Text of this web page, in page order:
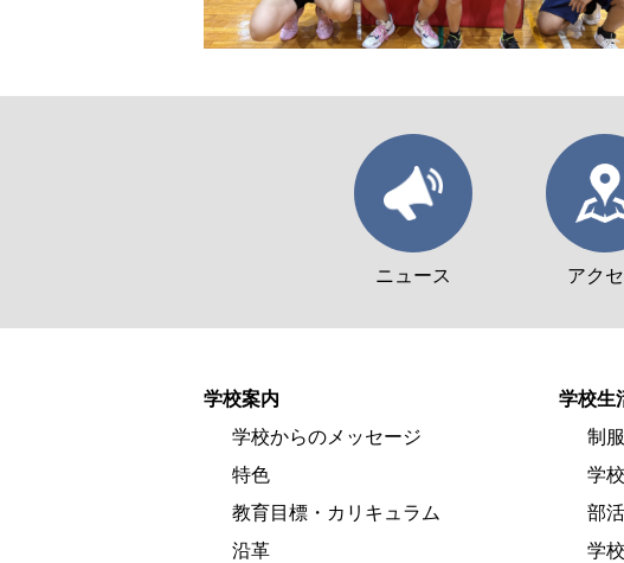
ニュース アク
学校案内
学校からのメッセージ
特色
教育目標・カリキュラム
沿革
学校生
制
学
部
学